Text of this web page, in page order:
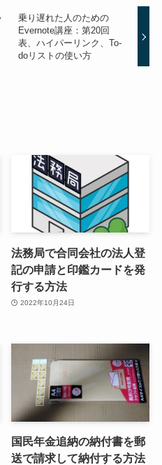
乗り遅れた人のための
Evernote講座：第20回
表、ハイパーリンク、To-
doリストの使い方
法務局で合同会社の法人登
記の申請と印鑑カードを発
行する方法
2022年10月24日
国民年金追納の納付書を郵
送で請求して納付する方法